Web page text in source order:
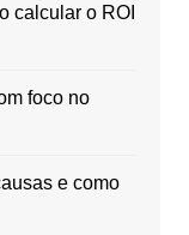
calcular o ROI
foco no
e como